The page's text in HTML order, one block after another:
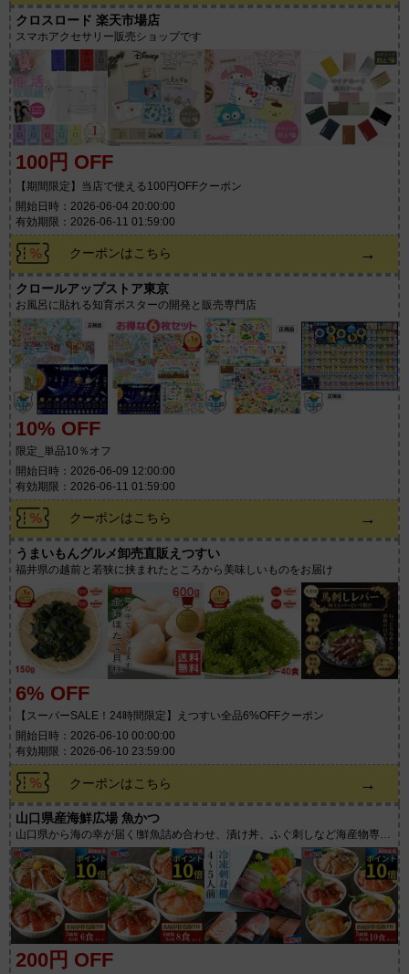
クロスロード 楽天市場店
スマホアクセサリー販売ショップです
100円 OFF
【期間限定】当店で使える100円OFFクーポン
開始日時：2026-06-04 20:00:00
有効期限：2026-06-11 01:59:00
クーポンはこちら →
クロールアップストア東京
お風呂に貼れる知育ポスターの開発と販売専門店
10% OFF
限定_単品10％オフ
開始日時：2026-06-09 12:00:00
有効期限：2026-06-11 01:59:00
クーポンはこちら →
うまいもんグルメ卸売直販えつすい
福井県の越前と若狭に挟まれたところから美味しいものをお届け
6% OFF
【スーパーSALE！24時間限定】えつすい全品6%OFFクーポン
開始日時：2026-06-10 00:00:00
有効期限：2026-06-10 23:59:00
クーポンはこちら →
山口県産海鮮広場 魚かつ
山口県から海の幸が届く!鮮魚詰め合わせ、漬け丼、ふぐ刺しなど海産物専門
店
200円 OFF